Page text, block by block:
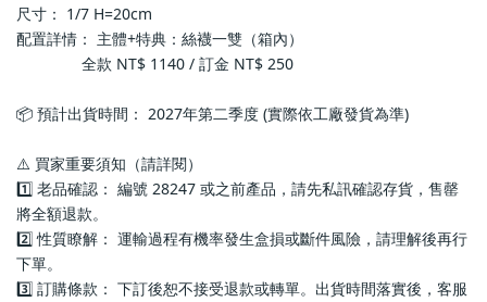
尺寸： 1/7 H=20cm
配置詳情： 主體+特典：絲襪一雙（箱內）
全款 NT$ 1140 / 訂金 NT$ 250
📦 預計出貨時間： 2027年第二季度 (實際依工廠發貨為準)
⚠️ 買家重要須知（請詳閱）
1️⃣ 老品確認： 編號 28247 或之前產品，請先私訊確認存貨，售罄
將全額退款。
2️⃣ 性質瞭解： 運輸過程有機率發生盒損或斷件風險，請理解後再行
下單。
3️⃣ 訂購條款： 下訂後恕不接受退款或轉單。出貨時間落實後，客服